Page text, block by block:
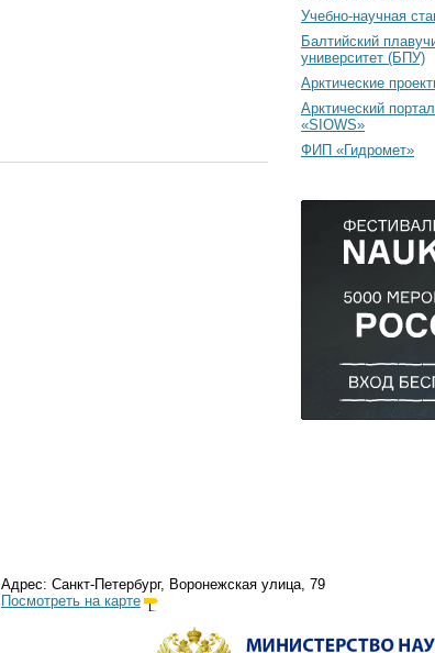
Учебно-научная
Балтийский
университет (БПУ)
Арктические
Арктический портал
«SIOWS»
ФИП «Гидромет»
Адрес: Санкт-Петербург, Воронежская улица, 79
Посмотреть на карте